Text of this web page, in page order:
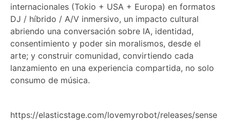
internacionales (Tokio + USA + Europa) en formatos
DJ / híbrido / A/V inmersivo, un impacto cultural
abriendo una conversación sobre IA, identidad,
consentimiento y poder sin moralismos, desde el
arte; y construir comunidad, convirtiendo cada
lanzamiento en una experiencia compartida, no solo
consumo de música.
https://elasticstage.com/lovemyrobot/releases/sense